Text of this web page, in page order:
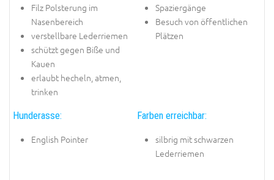
Filz Polsterung im
Nasenbereich
verstellbare Lederriemen
schützt gegen Biße und
Kauen
erlaubt hecheln, atmen,
trinken
Spaziergänge
Besuch von öffentlichen
Plätzen
Hunderasse:
English Pointer
Farben erreichbar:
silbrig mit schwarzen
Lederriemen